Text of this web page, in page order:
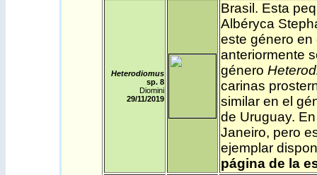
Heterodiomus
sp. 8
Diomini
29/11/2019
Brasil . Esta
Albéryca
este género en
anteriormente
género
carinas
similar en el
de Uruguay.
Janeiro, pero
ejemplar
página de la